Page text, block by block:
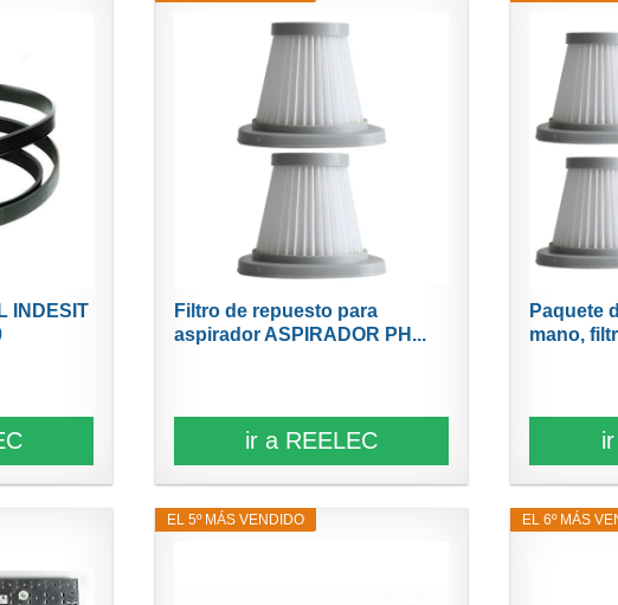
INDESIT
Filtro de repuesto para
aspirador ASPIRADOR PH...
ir a REELEC
Paquete
mano,
EL 5º MÁS VENDIDO EL 6º MÁS